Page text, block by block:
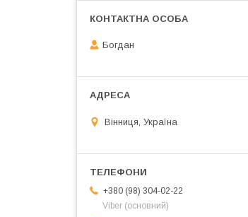
Богдан
Вінниця, Україна
+380 (98) 304-02-22
Viber (основний)